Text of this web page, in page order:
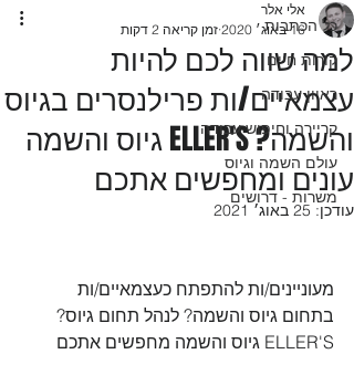
כל הכתבות
קורות חיים
ראיון עבודה
קריירה וחיפוש עבודה
עולם השמה וגיוס
משרות - דרושים
למה שווה לכם להיות
עצמאיים/ות פרילנסרים בגיוס
והשמה? ELLER'S גיוס והשמה
עונים ומחפשים אתכם
אלי אלר
16 באוג׳ 2020
זמן קריאה 2 דקות
עודכן: 25 באוג׳ 2021
מעוניינים/ות להתפתח כעצמאיים/ות
בתחום גיוס והשמה? לנהל תחום גיוס?
ELLER'S גיוס והשמה מחפשים אתכם